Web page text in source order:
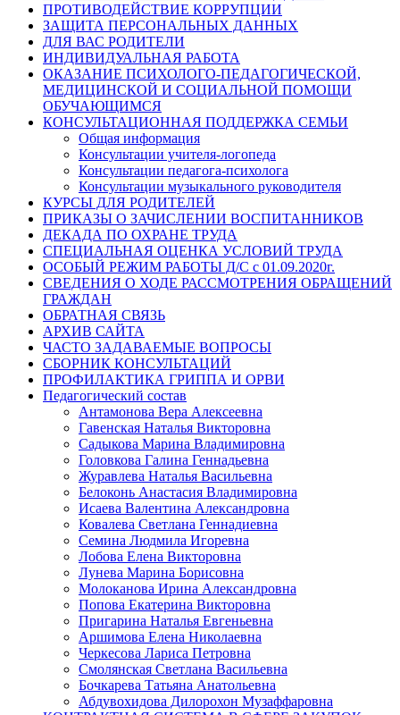
ПРОТИВОДЕЙСТВИЕ КОРРУПЦИИ
ЗАЩИТА ПЕРСОНАЛЬНЫХ ДАННЫХ
ДЛЯ ВАС РОДИТЕЛИ
ИНДИВИДУАЛЬНАЯ РАБОТА
ОКАЗАНИЕ ПСИХОЛОГО-ПЕДАГОГИЧЕСКОЙ,
МЕДИЦИНСКОЙ И СОЦИАЛЬНОЙ ПОМОЩИ
ОБУЧАЮЩИМСЯ
КОНСУЛЬТАЦИОННАЯ ПОДДЕРЖКА СЕМЬИ
Общая информация
Консультации учителя-логопеда
Консультации педагога-психолога
Консультации музыкального руководителя
КУРСЫ ДЛЯ РОДИТЕЛЕЙ
ПРИКАЗЫ О ЗАЧИСЛЕНИИ ВОСПИТАННИКОВ
ДЕКАДА ПО ОХРАНЕ ТРУДА
СПЕЦИАЛЬНАЯ ОЦЕНКА УСЛОВИЙ ТРУДА
ОСОБЫЙ РЕЖИМ РАБОТЫ Д/С с 01.09.2020г.
СВЕДЕНИЯ О ХОДЕ РАССМОТРЕНИЯ ОБРАЩЕНИЙ
ГРАЖДАН
ОБРАТНАЯ СВЯЗЬ
АРХИВ САЙТА
ЧАСТО ЗАДАВАЕМЫЕ ВОПРОСЫ
СБОРНИК КОНСУЛЬТАЦИЙ
ПРОФИЛАКТИКА ГРИППА И ОРВИ
Педагогический состав
Антамонова Вера Алексеевна
Гавенская Наталья Викторовна
Садыкова Марина Владимировна
Головкова Галина Геннадьевна
Журавлева Наталья Васильевна
Белоконь Анастасия Владимировна
Исаева Валентина Александровна
Ковалева Светлана Геннадиевна
Семина Людмила Игоревна
Лобова Елена Викторовна
Лунева Марина Борисовна
Молоканова Ирина Александровна
Попова Екатерина Викторовна
Пригарина Наталья Евгеньевна
Аршимова Елена Николаевна
Черкесова Лариса Петровна
Смолянская Светлана Васильевна
Бочкарева Татьяна Анатольевна
Абдувохидова Дилорохон Музаффаровна